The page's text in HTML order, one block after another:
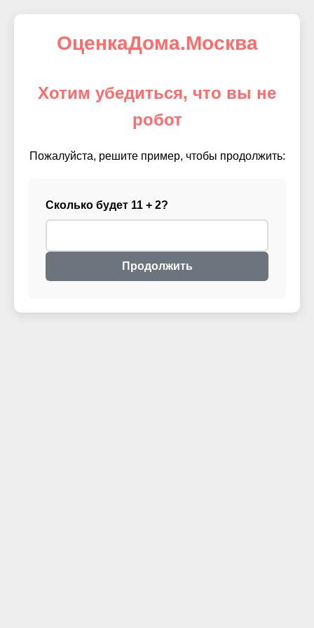
ОценкаДома.Москва
Хотим убедиться, что вы не
робот
Пожалуйста, решите пример, чтобы продолжить:
Сколько будет 11 + 2?
Продолжить